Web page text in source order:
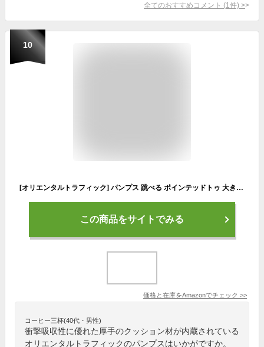
全てのおすすめコメント (1 件) >
10
[オリエンタルトラフィック] パンプス 跳べる ポインテッドトゥ 大きいサイズ 小さいサイズ 歩きやすい 厚手クッション入り 4.5cmヒール ラメ オケージョン R-3206 レディース ネイビー 22.0 cm E
この商品をサイトでみる
価格と在庫をAmazonでチェック >>
コーヒー三杯(40代・男性)
衝撃吸収性に優れた厚手のクッション材が内蔵されている
オリエンタルトラフィックのパンプスはいかがですか。